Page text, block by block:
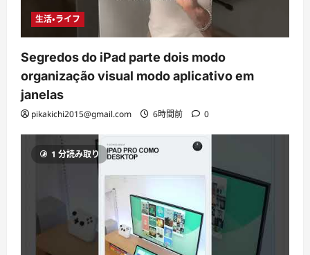
生活・ライフ
Segredos do iPad parte dois modo
organização visual modo aplicativo em
janelas
pikakichi2015@gmail.com 6時間前 0
1 分読み取り